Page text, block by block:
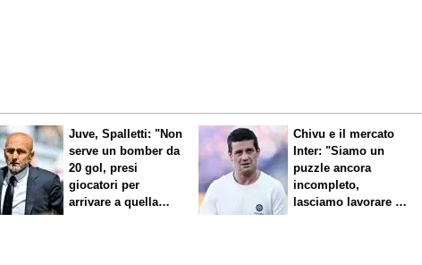
Juve, Spalletti: "Non
serve un bomber da
20 gol, presi
giocatori per
arrivare a quella
Chivu e il mercato
Inter: "Siamo un
puzzle ancora
incompleto,
lasciamo lavorare i